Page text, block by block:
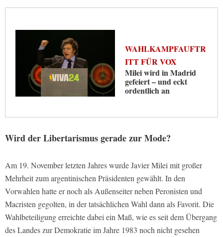
WAHLKAMPFAUFTR
ITT FÜR VOX
Milei wird in Madrid
gefeiert – und eckt
ordentlich an
Wird der Libertarismus gerade zur Mode?
Am 19. November letzten Jahres wurde Javier Milei mit großer
Mehrheit zum argentinischen Präsidenten gewählt. In den
Vorwahlen hatte er noch als Außenseiter neben Peronisten und
Macristen gegolten, in der tatsächlichen Wahl dann als Favorit. Die
Wahlbeteiligung erreichte dabei ein Maß, wie es seit dem Übergang
des Landes zur Demokratie im Jahre 1983 noch nicht gesehen